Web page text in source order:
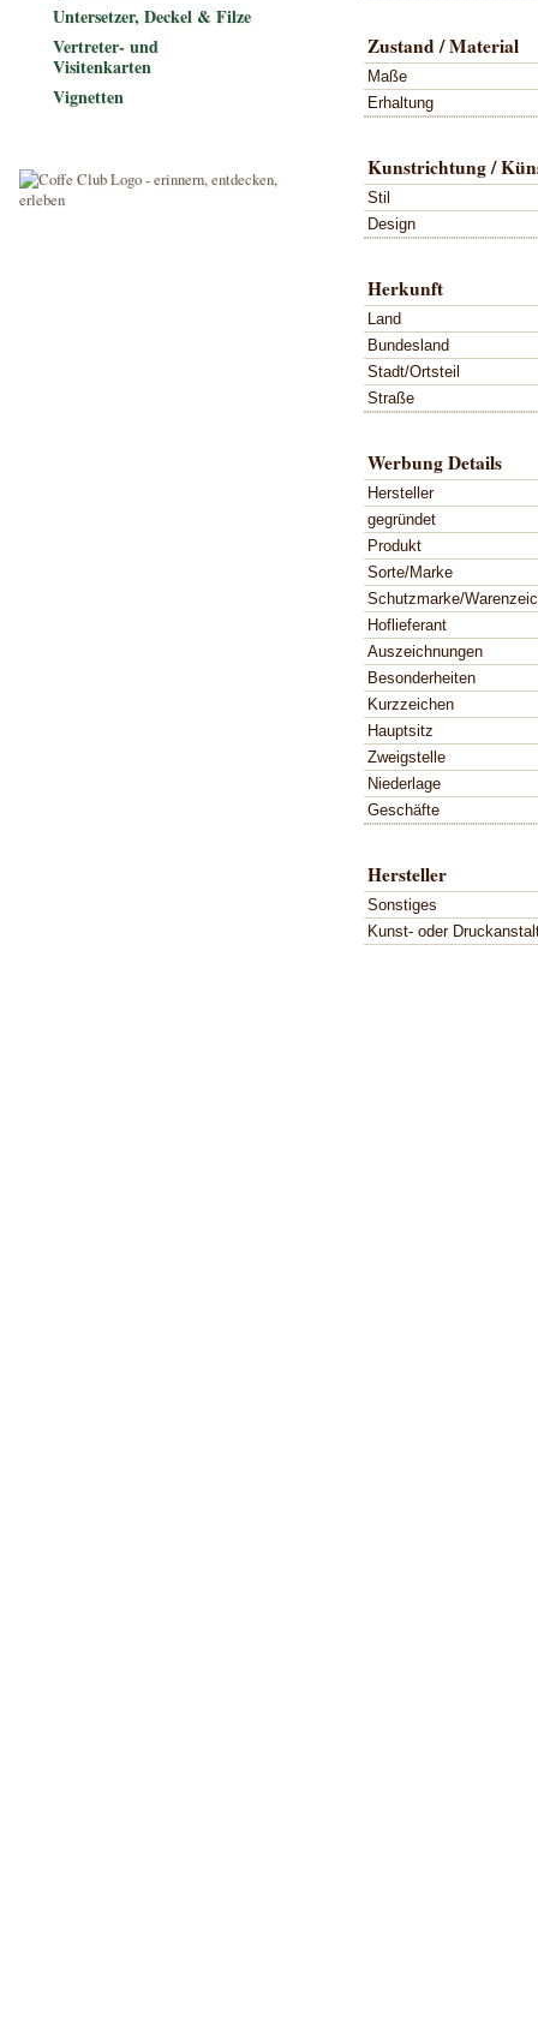
Zustand / Material
Maße
Erhaltung
Kunstrichtung /
Stil
Design
Herkunft
Land
Bundesland
Stadt/Ortsteil
Straße
Werbung Details
Hersteller
gegründet
Produkt
Sorte/Marke
Schutzmarke/
Hoflieferant
Auszeichnungen
Besonderheiten
Kurzzeichen
Hauptsitz
Zweigstelle
Niederlage
Geschäfte
Hersteller
Sonstiges
Kunst- oder
Untersetzer, Deckel & Filze
Vertreter- und
Visitenkarten
Vignetten